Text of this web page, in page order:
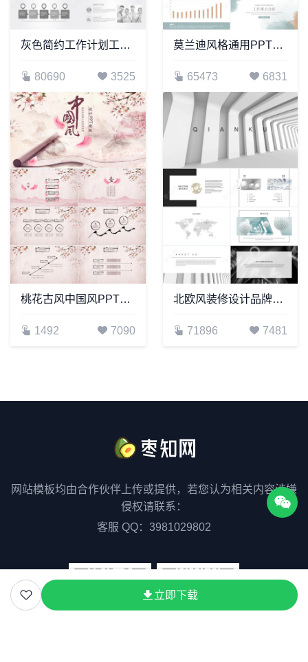
立即下载
灰色简约工作计划工作报告销售培训年终总结PPT模板
80690 3525
莫兰迪风格通用PPT模板(20)
65473 6831
桃花古风中国风PPT模板
1492 7090
北欧风装修设计品牌宣传项目策划PPT模板
71896 7481
网站模板均由合作伙伴上传或提供，若您认为相关内容涉嫌
侵权请联系：
客服 QQ：3981029802